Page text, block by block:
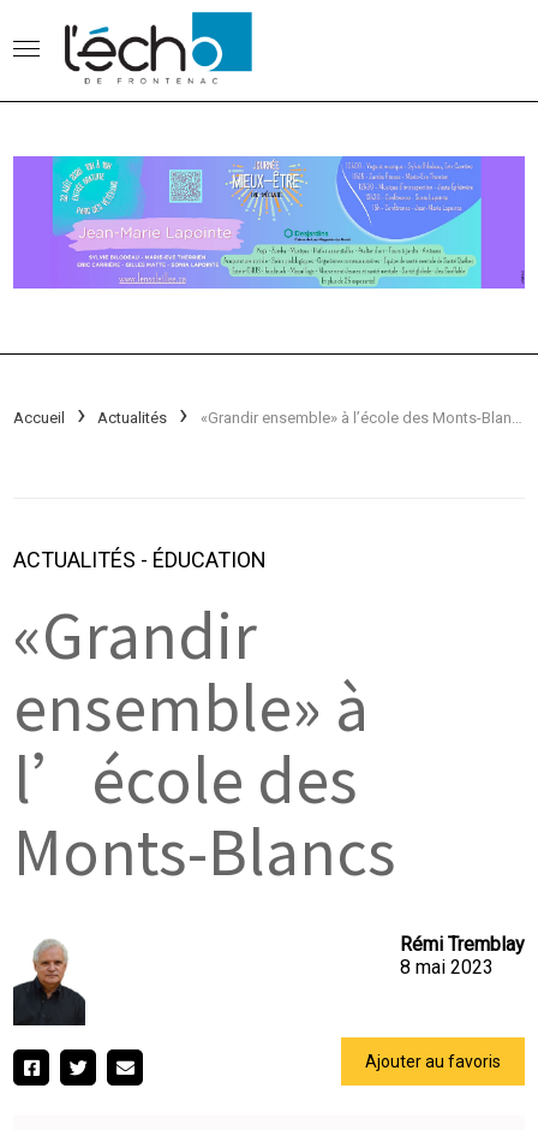
Accueil Actualités
ACTUALITÉS - ÉDUCATION
«Grandir
ensemble» à
l’école des
Monts-Blancs
Rémi Tremblay
8 mai 2023
Ajouter au favoris